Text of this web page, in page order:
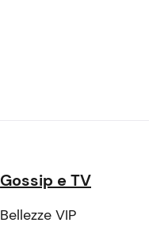
Gossip e TV
Bellezze VIP